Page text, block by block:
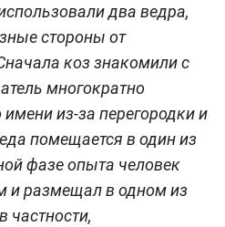
два ведра,
стороны от
коз знакомили с
многократно
из-за перегородки и
помещается в один из
фазе опыта человек
и размещал в одном из
частности,